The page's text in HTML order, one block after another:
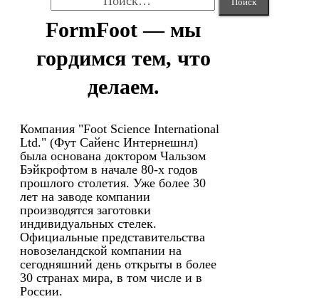
FormFoot — мы
гордимся тем, что
делаем.
Компания "Foot Science International
Ltd." (Фут Сайенс Интернешнл)
была основана доктором Чальзом
Бэйкрофтом в начале 80-х годов
прошлого столетия. Уже более 30
лет на заводе компании
производятся заготовки
индивидуальных стелек.
Официальные представительства
новозеландской компании на
сегодняшний день открыты в более
30 странах мира, в том числе и в
России.